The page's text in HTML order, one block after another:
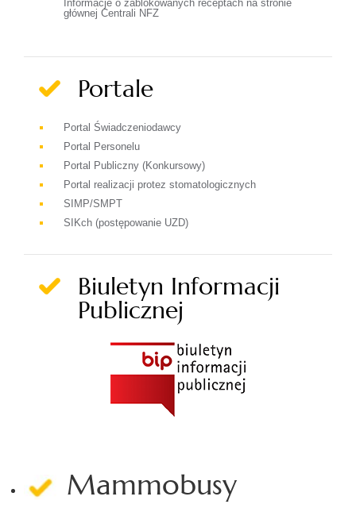
Informacje o zablokowanych receptach na stronie
głównej Centrali NFZ
Portale
Portal Świadczeniodawcy
Portal Personelu
Portal Publiczny (Konkursowy)
Portal realizacji protez stomatologicznych
SIMP/SMPT
SIKch (postępowanie UZD)
Biuletyn Informacji
Publicznej
Mammobusy